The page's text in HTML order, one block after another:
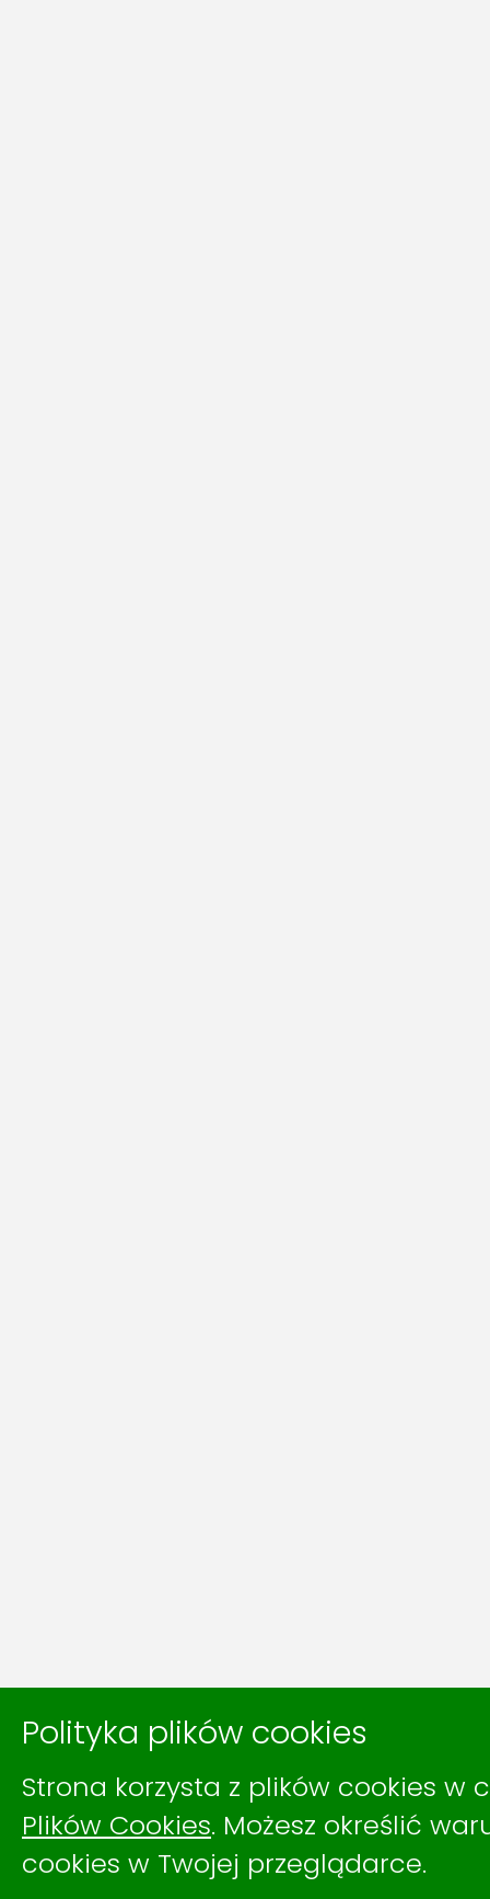
Polityka plików cookies
Strona korzysta z plików cookies w
Plików Cookies. Możesz określić
cookies w Twojej przeglądarce.